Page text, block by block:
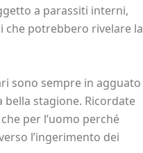
a parassiti interni,
che potrebbero rivelare la
sono sempre in agguato
bella stagione. Ricordate
per l’uomo perché
l’ingerimento dei